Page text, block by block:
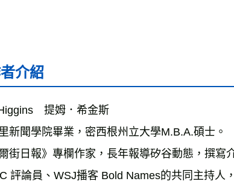
介紹
　提姆．希金斯
新聞學院畢業，密西根州立大學M.B.A.碩士。
街日報》專欄作家，長年報導矽谷動態，撰寫
評論員、WSJ播客 Bold Names的共同主持人